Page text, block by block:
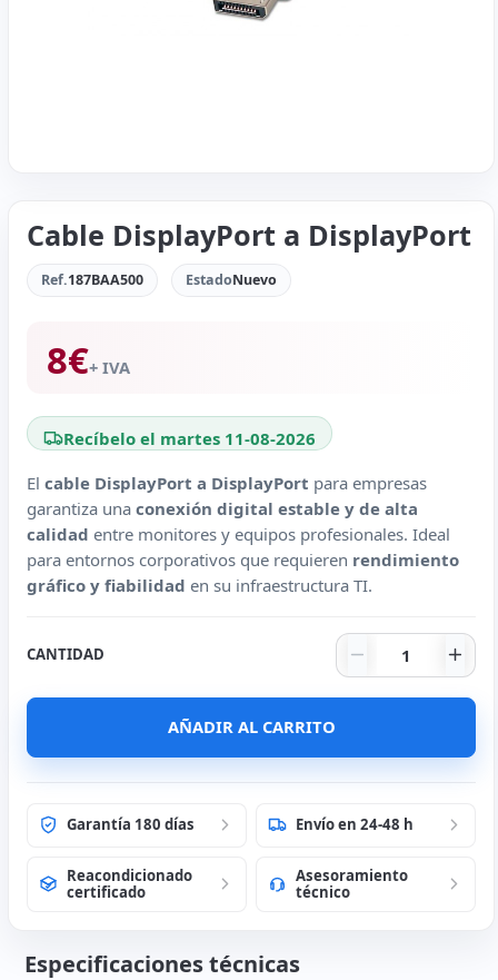
Cable DisplayPort a DisplayPort
Ref.187BAA500 EstadoNuevo
8€+ IVA
Recíbelo el martes 11-08-2026
El cable DisplayPort a DisplayPort para empresas
garantiza una conexión digital estable y de alta
calidad entre monitores y equipos profesionales. Ideal
para entornos corporativos que requieren rendimiento
gráfico y fiabilidad en su infraestructura TI.
CANTIDAD Cable Cable
AÑADIR AL CARRITO
Garantía 180 días Envío en 24-48 h
Reacondicionado
certificado
Asesoramiento
técnico
Especificaciones técnicas